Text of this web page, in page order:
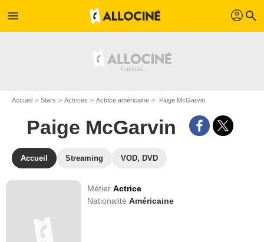
menu profil search
Accueil Stars Actrices Actrice américaine Paige McGarvin
Paige McGarvin
Accueil Streaming VOD, DVD
MétierActrice
NationalitéAméricaine